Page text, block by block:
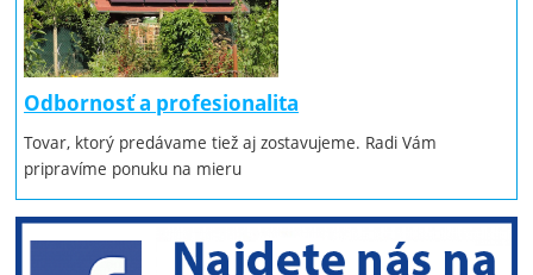
Odbornosť a profesionalita
Tovar, ktorý predávame tiež aj zostavujeme. Radi Vám
pripravíme ponuku na mieru